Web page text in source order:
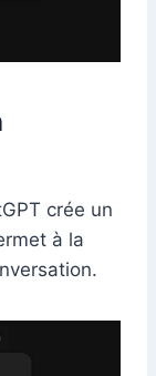
crée un
à la